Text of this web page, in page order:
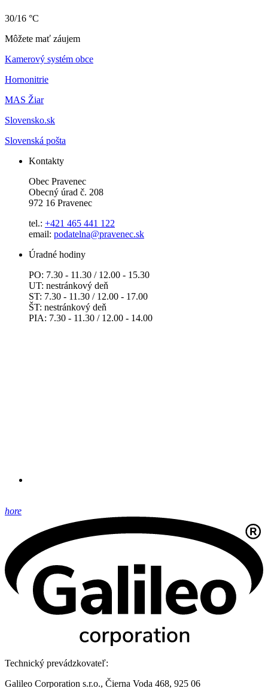
30/16 °C
Môžete mať záujem
Kamerový systém obce
Hornonitrie
MAS Žiar
Slovensko.sk
Slovenská pošta
Kontakty
Obec Pravenec
Obecný úrad č. 208
972 16 Pravenec
tel.: +421 465 441 122
email: podatelna@pravenec.sk
Úradné hodiny
PO: 7.30 - 11.30 / 12.00 - 15.30
UT: nestránkový deň
ST: 7.30 - 11.30 / 12.00 - 17.00
ŠT: nestránkový deň
PIA: 7.30 - 11.30 / 12.00 - 14.00
hore
Technický prevádzkovateľ:
Galileo Corporation s.r.o., Čierna Voda 468, 925 06